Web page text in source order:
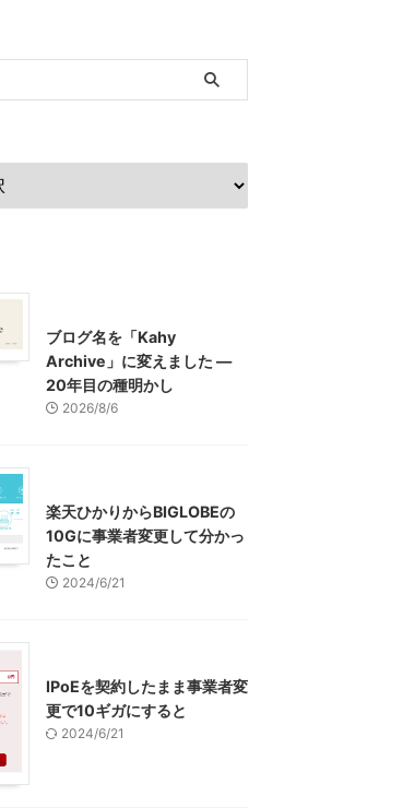
ブログ名を「Kahy
Archive」に変えました ―
20年目の種明かし
2026/8/6
楽天ひかりからBIGLOBEの
10Gに事業者変更して分かっ
たこと
2024/6/21
IPoEを契約したまま事業者変
更で10ギガにすると
2024/6/21